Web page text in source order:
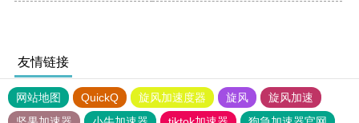
友情链接
网站地图 QuickQ 旋风加速度器 旋风
旋风加速